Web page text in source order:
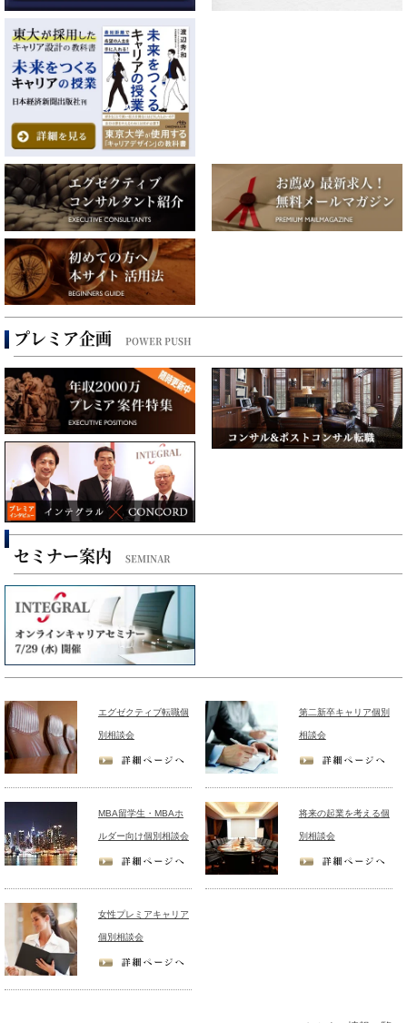
プレミア企画 POWER PUSH
セミナー案内 SEMINAR
エグゼクティブ転職個
別相談会
第二新卒キャリア個別
相談会
MBA留学生・MBAホ
ルダー向け個別相談会
将来の起業を考える個
別相談会
女性プレミアキャリア
個別相談会